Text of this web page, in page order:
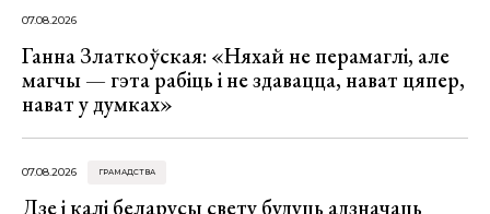
07.08.2026
Ганна Златкоўская: «Няхай не перамаглі, але
магчы — гэта рабіць і не здавацца, нават цяпер,
нават у думках»
07.08.2026 ГРАМАДСТВА
Дзе і калі беларусы свету будуць адзначаць